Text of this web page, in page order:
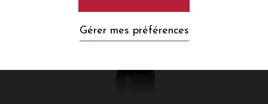
Gérer mes préférences